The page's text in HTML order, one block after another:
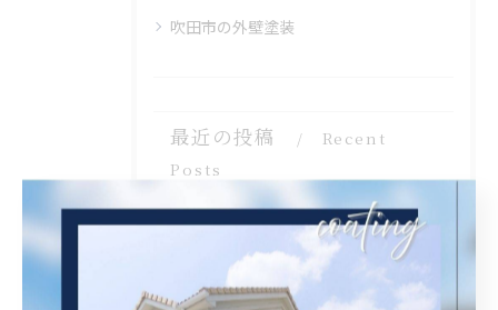
吹田市の外壁塗装
最近の投稿
Recent
Posts
2026/08/07